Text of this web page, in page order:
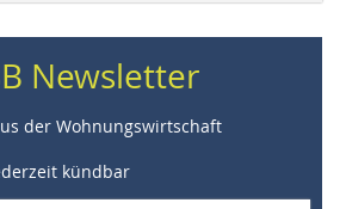
Newsletter
der Wohnungswirtschaft
kündbar